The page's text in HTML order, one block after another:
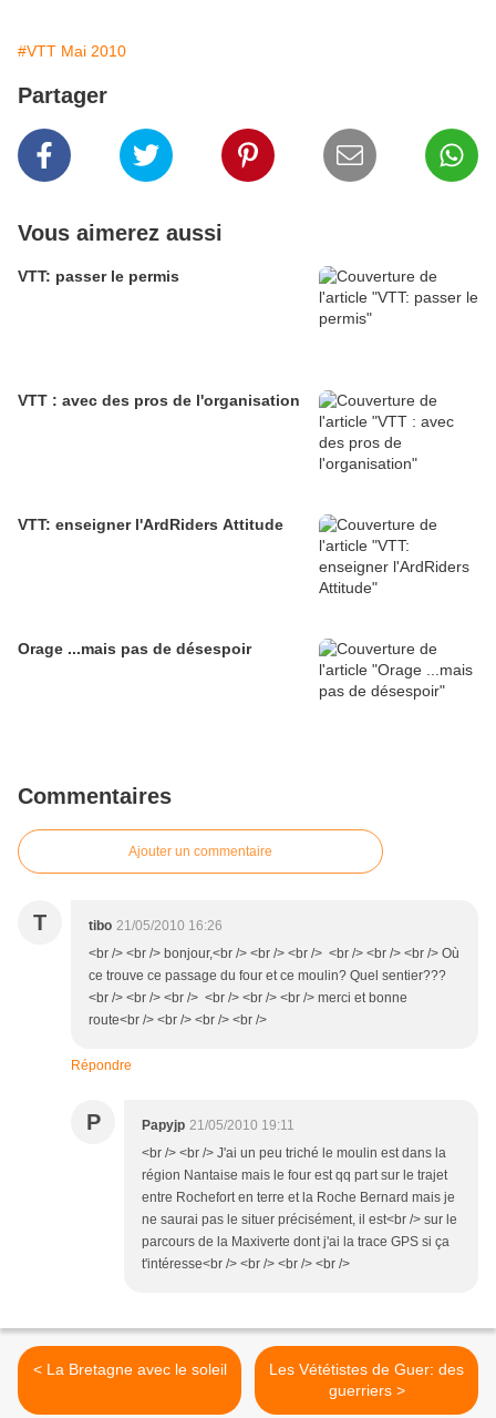
#VTT Mai 2010
Partager
Vous aimerez aussi
VTT: passer le permis
VTT : avec des pros de l'organisation
VTT: enseigner l'ArdRiders Attitude
Orage ...mais pas de désespoir
Commentaires
Ajouter un commentaire
T tibo 21/05/2010 16:26
<br /> <br /> bonjour,<br /> <br /> <br /> <br /> <br /> <br /> Où
ce trouve ce passage du four et ce moulin? Quel sentier???
<br /> <br /> <br /> <br /> <br /> <br /> merci et bonne
route<br /> <br /> <br /> <br />
Répondre
P Papyjp 21/05/2010 19:11
<br /> <br /> J'ai un peu triché le moulin est dans la
région Nantaise mais le four est qq part sur le trajet
entre Rochefort en terre et la Roche Bernard mais je
ne saurai pas le situer précisément, il est<br /> sur le
parcours de la Maxiverte dont j'ai la trace GPS si ça
t'intéresse<br /> <br /> <br /> <br />
< La Bretagne avec le soleil
Les Vététistes de Guer: des
guerriers >